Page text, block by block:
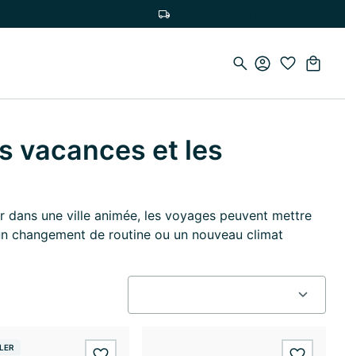
vacances et les
une ville animée, les voyages peuvent mettre
changement de routine ou un nouveau climat